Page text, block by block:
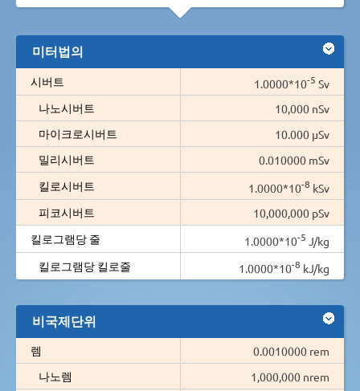
미터법의
시버트 1.0000*10-5 Sv
나노시버트
10,000 nSv
마이크로시버트
10.000 µSv
밀리시버트
0.010000 mSv
킬로시버트
1.0000*10-8 kSv
피코시버트
10,000,000 pSv
킬로그램당 줄
1.0000*10-5 J/kg
킬로그램당 킬로줄
1.0000*10-8 kJ/kg
비국제단위
렘
0.0010000 rem
나노렘
1,000,000 nrem